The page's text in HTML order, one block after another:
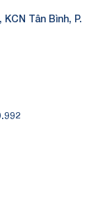
Tân Bình, P.